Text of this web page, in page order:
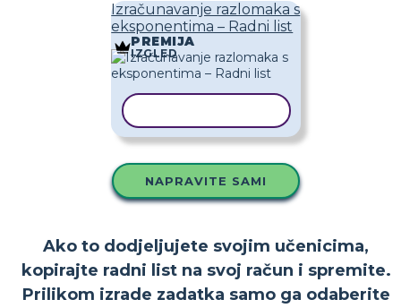
Izračunavanje razlomaka s
eksponentima – Radni list
PREMIJA
IZGLED
NAPRAVITE SAMI
Ako to dodjeljujete svojim učenicima,
kopirajte radni list na svoj račun i spremite.
Prilikom izrade zadatka samo ga odaberite